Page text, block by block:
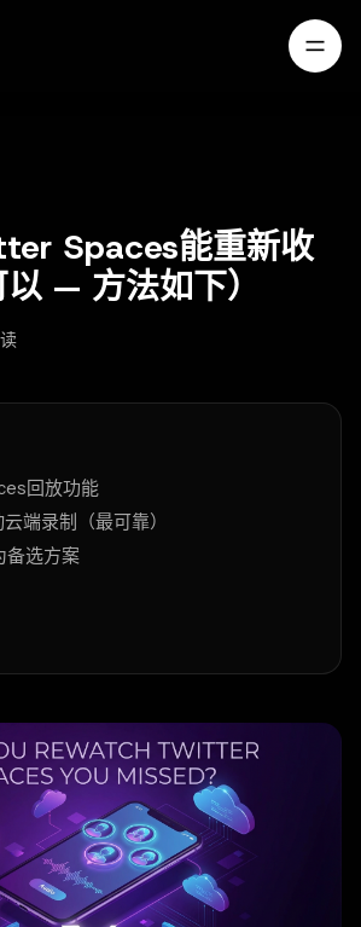
Spaces能重新收
— 方法如下）
回放功能
端录制（最可靠）
备选方案